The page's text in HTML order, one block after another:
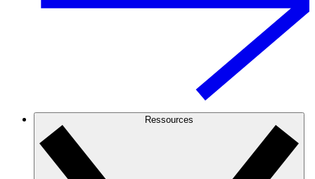
Ressources